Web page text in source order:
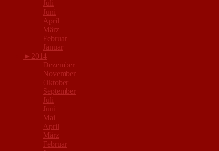
Juli
Juni
April
März
Februar
Januar
► 2014
Dezember
November
Oktober
September
Juli
Juni
Mai
April
März
Februar